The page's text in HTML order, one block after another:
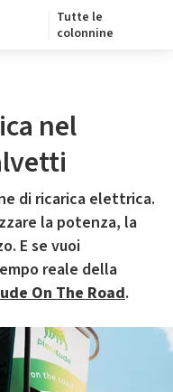
Tutte le
colonnine
nel
di ricarica elettrica.
la potenza, la
E se vuoi
reale della
On The Road.